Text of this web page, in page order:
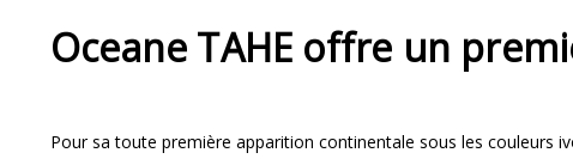
Oceane TAHE offre un
Pour sa toute première apparition continentale sous les couleurs